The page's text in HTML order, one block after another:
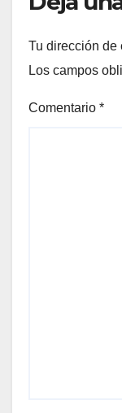
Tu dirección de
Los campos
Comentario *